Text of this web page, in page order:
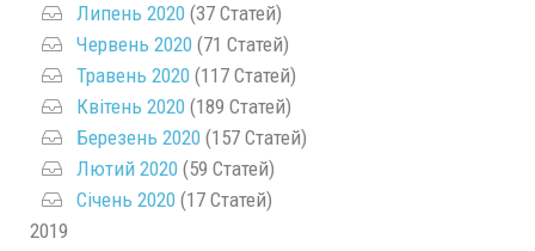
Липень 2020 (37 Статей)
Червень 2020 (71 Статей)
Травень 2020 (117 Статей)
Квітень 2020 (189 Статей)
Березень 2020 (157 Статей)
Лютий 2020 (59 Статей)
Січень 2020 (17 Статей)
2019